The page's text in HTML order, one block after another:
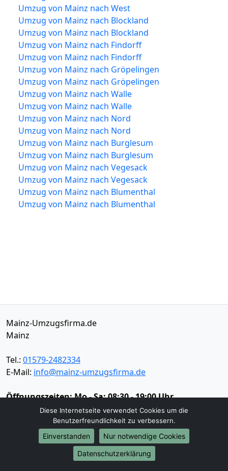
Umzug von Mainz nach West
Umzug von Mainz nach Blockland
Umzug von Mainz nach Blockland
Umzug von Mainz nach Findorff
Umzug von Mainz nach Findorff
Umzug von Mainz nach Gröpelingen
Umzug von Mainz nach Gröpelingen
Umzug von Mainz nach Walle
Umzug von Mainz nach Walle
Umzug von Mainz nach Nord
Umzug von Mainz nach Nord
Umzug von Mainz nach Burglesum
Umzug von Mainz nach Burglesum
Umzug von Mainz nach Vegesack
Umzug von Mainz nach Vegesack
Umzug von Mainz nach Blumenthal
Umzug von Mainz nach Blumenthal
Mainz-Umzugsfirma.de
Mainz
Tel.: 01579-2482334
E-Mail: info@mainz-umzugsfirma.de
Öffnungszeiten:Mo - Sa: 08:30 - 19:00 Uhr
Impressum
Datenschutz
Umzugsservice
Diese Internetseite verwendet Cookies um die
Benutzerfreundlichkeit zu verbessern.
Einverstanden
Nur notwendige Cookies
Datenschutzerklärung